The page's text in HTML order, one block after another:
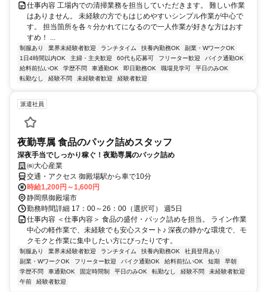
仕事内容 工場内での清掃業務を担当していただきます。 難しい作業
はありません。 未経験の方でもはじめやすいシンプル作業が中心で
す。 担当箇所を各々分かれてになるので一人作業が好きな方はおす
すめ！ ...
制服あり 業界未経験者歓迎 ランチタイム 扶養内勤務OK
副業・WワークOK
1日4時間以内OK
主婦・主夫歓迎 60代も応募可 フリーター歓迎
バイク通勤OK
給料前払いOK
学歴不問 車通勤OK 即日勤務OK 職場見学可
平日のみOK
転勤なし
経験不問 未経験者歓迎 経験者歓迎
派遣社員
夜勤専属 食品のパック詰めスタッフ
深夜手当でしっかり稼ぐ！夜勤専属のパック詰め
㈱大心産業
交通・アクセス 御殿場駅から車で10分
時給1,200円～1,600円
静岡県御殿場市
勤務時間詳細 17：00～26：00（選択可） 週5日
仕事内容 ＜仕事内容＞ 食品の盛付・パック詰めを担当。 ライン作業
中心の軽作業で、未経験でも安心スタート♪ 深夜の静かな環境で、モ
クモクと作業に集中したい方にぴったりです。
制服あり 業界未経験者歓迎 ランチタイム 扶養内勤務OK
社員登用あり
副業・WワークOK
フリーター歓迎 バイク通勤OK 給料前払いOK 短期
早朝
学歴不問
車通勤OK 固定時間制 平日のみOK 転勤なし 経験不問
未経験者歓迎
午前
経験者歓迎